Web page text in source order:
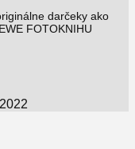
darčeky ako
FOTOKNIHU